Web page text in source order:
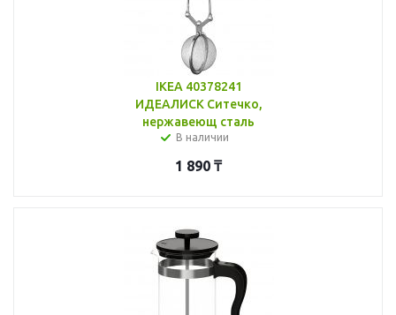
IKEA 40378241
ИДЕАЛИСК Ситечко,
нержавеющ сталь
В наличии
1 890 ₸